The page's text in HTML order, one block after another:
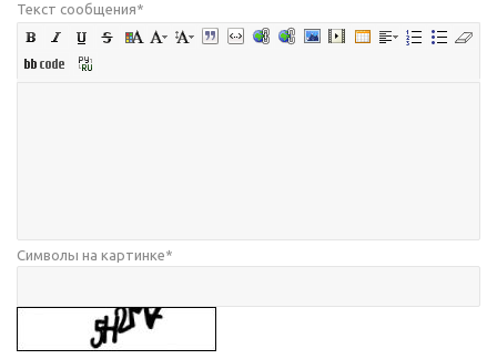
Текст сообщения*
Символы на картинке*